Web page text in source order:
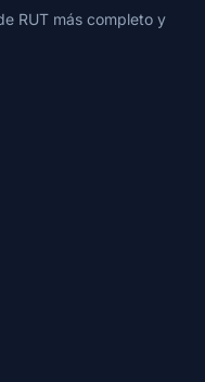
RUT más completo y